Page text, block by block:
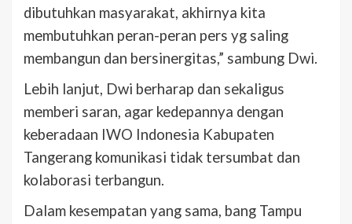
dibutuhkan masyarakat, akhirnya kita
membutuhkan peran-peran pers yg saling
membangun dan bersinergitas,” sambung Dwi.
Lebih lanjut, Dwi berharap dan sekaligus
memberi saran, agar kedepannya dengan
keberadaan IWO Indonesia Kabupaten
Tangerang komunikasi tidak tersumbat dan
kolaborasi terbangun.
Dalam kesempatan yang sama, bang Tampu